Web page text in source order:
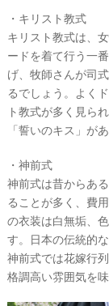
・キリスト教式
キリスト教式は、
ードを着て行う一
げ、牧師さんが司
るでしょう。よく
ト教式が多く見られ
「誓いのキス」が
・神前式
神前式は昔からあ
ることが多く、費
の衣装は白無垢、
す。日本の伝統的
神前式では花嫁行
格調高い雰囲気を